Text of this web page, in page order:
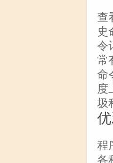
查
史
令
常
命
度
圾
程
各